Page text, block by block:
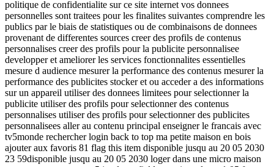
politique de confidentialite sur ce site internet vos donnees
personnelles sont traitees pour les finalites suivantes comprendre les
publics par le biais de statistiques ou de combinaisons de donnees
provenant de differentes sources creer des profils de contenus
personnalises creer des profils pour la publicite personnalisee
developper et ameliorer les services fonctionnalites essentielles
mesure d audience mesurer la performance des contenus mesurer la
performance des publicites stocker et ou acceder a des informations
sur un appareil utiliser des donnees limitees pour selectionner la
publicite utiliser des profils pour selectionner des contenus
personnalises utiliser des profils pour selectionner des publicites
personnalisees aller au contenu principal enseigner le francais avec
tv5monde rechercher login back to top ma petite maison en bois
ajouter aux favoris 81 flag this item disponible jusqu au 20 05 2030
23 59disponible jusqu au 20 05 2030 loger dans une micro maison